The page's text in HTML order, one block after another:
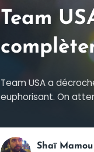
Team
Team USA a
euphorisant. On
Shaï Mamou